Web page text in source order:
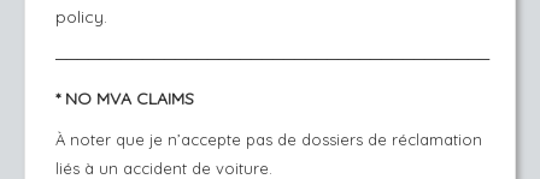
policy.
────────────────────────────────────────
* NO MVA CLAIMS
À noter que je n’accepte pas de dossiers de réclamation
liés à un accident de voiture.